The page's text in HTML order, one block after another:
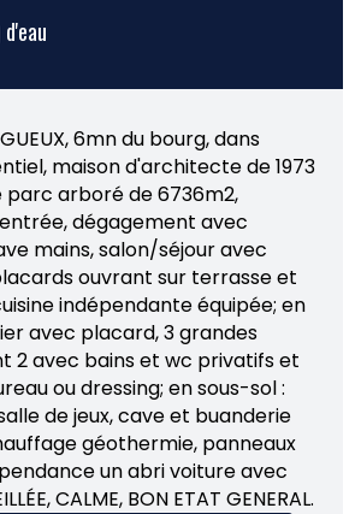
6mn du bourg, dans
maison d'architecte de 1973
parc arboré de 6736m2,
dégagement avec
mains, salon/séjour avec
ouvrant sur terrasse et
indépendante équipée; en
avec placard, 3 grandes
2 avec bains et wc privatifs et
ou dressing; en sous-sol :
de jeux, cave et buanderie
géothermie, panneaux
un abri voiture avec
CALME, BON ETAT GENERAL.